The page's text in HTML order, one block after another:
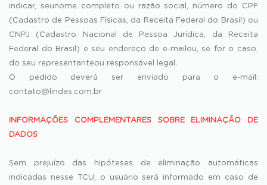
indicar, seunome completo ou razão social, número do CPF
(Cadastro de Pessoas Físicas, da Receita Federal do Brasil) ou
CNPJ (Cadastro Nacional de Pessoa Jurídica, da Receita
Federal do Brasil) e seu endereço de e-mailou, se for o caso,
do seu representanteou responsável legal.
O pedido deverá ser enviado para o e-mail:
contato@lindas.com.br
INFORMAÇÕES COMPLEMENTARES SOBRE ELIMINAÇÃO DE
DADOS
Sem prejuízo das hipóteses de eliminação automáticas
indicadas nesse TCU, o usuário será informado em caso de